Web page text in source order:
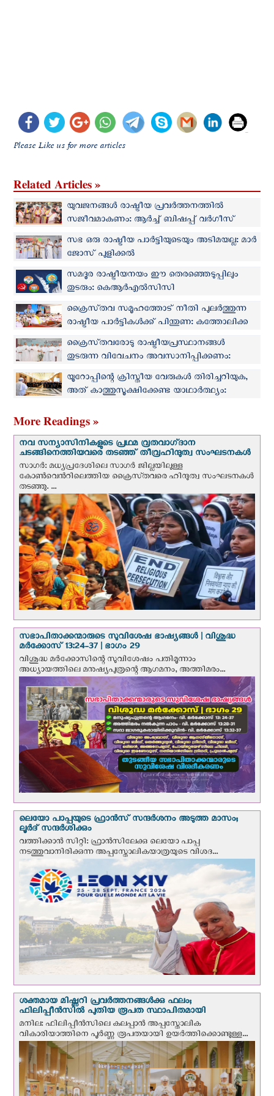
Please Like us for more articles
Related Articles »
യുവജനങ്ങൾ രാഷ്ട്രീയ പ്രവർത്തനത്തിൽ
സജീവമാകണം: ആർച്ച് ബിഷപ്പ് വർഗീസ്
ചക്കാലയ്ക്കൽ
സഭ ഒരു രാഷ്ട്രീയ പാർട്ടിയുടെയും അടിമയല്ല: മാർ
ജോസ് പുളിക്കൽ
സമദൂര രാഷ്ട്രീയനയം ഈ തെരഞ്ഞെടുപ്പിലും
തുടരും: കെആർഎൽസിസി
ക്രൈസ്‌തവ സമൂഹത്തോട് നീതി പുലർത്തുന്ന
രാഷ്ട്രീയ പാർട്ടികള്‍ക്ക് പിന്തുണ: കത്തോലിക്ക
കോൺഗ്രസ്
ക്രൈസ്‌തവരോടു രാഷ്ട്രീയപ്രസ്ഥാനങ്ങൾ
തുടരുന്ന വിവേചനം അവസാനിപ്പിക്കണം:
വൈദിക സമിതി സമ്മേളനം
യൂറോപ്പിന്റെ ക്രിസ്തീയ വേരുകൾ തിരിച്ചറിയുക,
അത് കാത്തുസൂക്ഷിക്കേണ്ട യാഥാര്‍ത്ഥ്യം:
More Readings »
നവ സന്യാസിനികളുടെ പ്രഥമ വ്രതവാഗ്‌ദാന
ചടങ്ങിനെത്തിയവരെ തടഞ്ഞ് തീവ്രഹിന്ദുത്വ സംഘടനകള്‍
സാഗർ: മധ്യപ്രദേശിലെ സാഗർ ജില്ലയിലുള്ള
കോൺവെന്‍റിലെത്തിയ ക്രൈസ്‌തവരെ ഹിന്ദുത്വ സംഘടനകൾ
തടഞ്ഞു. ...
സഭാപിതാക്കന്മാരുടെ സുവിശേഷ ഭാഷ്യങ്ങള്‍ | വിശുദ്ധ
മര്‍ക്കോസ് 13:24-37 | ഭാഗം 29
വിശുദ്ധ മര്‍ക്കോസിന്റെ സുവിശേഷം പതിമൂന്നാം
അധ്യായത്തിലെ മനുഷ്യപുത്രന്റെ ആഗമനം, അത്തിമരം...
ലെയോ പാപ്പയുടെ ഫ്രാന്‍സ് സന്ദര്‍ശനം അടുത്ത മാസം;
ലൂര്‍ദ് സന്ദര്‍ശിക്കും
വത്തിക്കാന്‍ സിറ്റി: ഫ്രാൻസിലേക്കു ലെയോ പാപ്പ
നടത്തുവാനിരിക്കുന്ന അപ്പസ്തോലികയാത്രയുടെ വിശദ...
ശക്തമായ മിഷ്ണറി പ്രവർത്തനങ്ങൾക്കു ഫലം;
ഫിലിപ്പീൻസിൽ പുതിയ രൂപത സ്ഥാപിതമായി
മനില: ഫിലിപ്പീൻസിലെ കലപ്പാൻ അപ്പസ്തോലിക
വികാരിയാത്തിനെ പൂർണ്ണ രൂപതയായി ഉയർത്തിക്കൊണ്ടുള്ള...